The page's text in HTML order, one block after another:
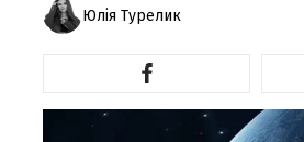
Юлія Турелик